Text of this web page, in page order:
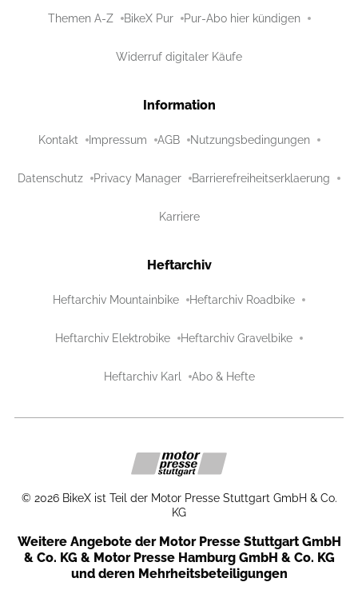
Themen A-Z BikeX Pur Pur-Abo hier kündigen
Widerruf digitaler Käufe
Information
Kontakt Impressum AGB Nutzungsbedingungen
Datenschutz Privacy Manager Barrierefreiheitserklaerung
Karriere
Heftarchiv
Heftarchiv Mountainbike Heftarchiv Roadbike
Heftarchiv Elektrobike Heftarchiv Gravelbike
Heftarchiv Karl Abo & Hefte
© 2026 BikeX ist Teil der Motor Presse Stuttgart GmbH & Co.
KG
Weitere Angebote der Motor Presse Stuttgart GmbH
& Co. KG & Motor Presse Hamburg GmbH & Co. KG
und deren Mehrheitsbeteiligungen